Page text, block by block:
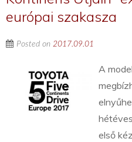
európai szakasza
Posted on 2017.09.01
A
első